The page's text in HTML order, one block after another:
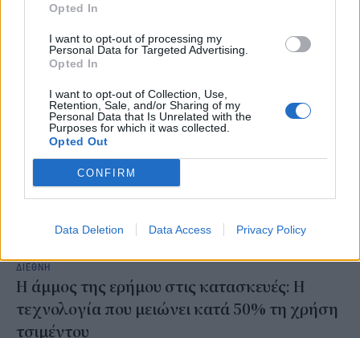
Opted In
I want to opt-out of processing my
Personal Data for Targeted Advertising.
Opted In
I want to opt-out of Collection, Use,
Retention, Sale, and/or Sharing of my
Personal Data that Is Unrelated with the
Purposes for which it was collected.
Opted Out
CONFIRM
Data Deletion Data Access Privacy Policy
αποτέλεσμα: υψηλότερες τιμές για τους καταναλωτές.
NEWSROOM/30 Ιουλ 2026
ΔΙΕΘΝΗ
Η άμμος της ερήμου στις κατασκευές: Η
τεχνολογία που μειώνει κατά 50% τη χρήση
τσιμέντου